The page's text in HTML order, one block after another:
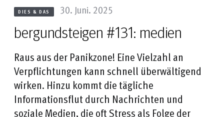
bergundsteigen #131: medien
DIES & DAS 30. Juni. 2025
Raus aus der Panikzone! Eine Vielzahl an
Verpflichtungen kann schnell überwältigend
wirken. Hinzu kommt die tägliche
Informationsflut durch Nachrichten und
soziale Medien, die oft Stress als Folge der